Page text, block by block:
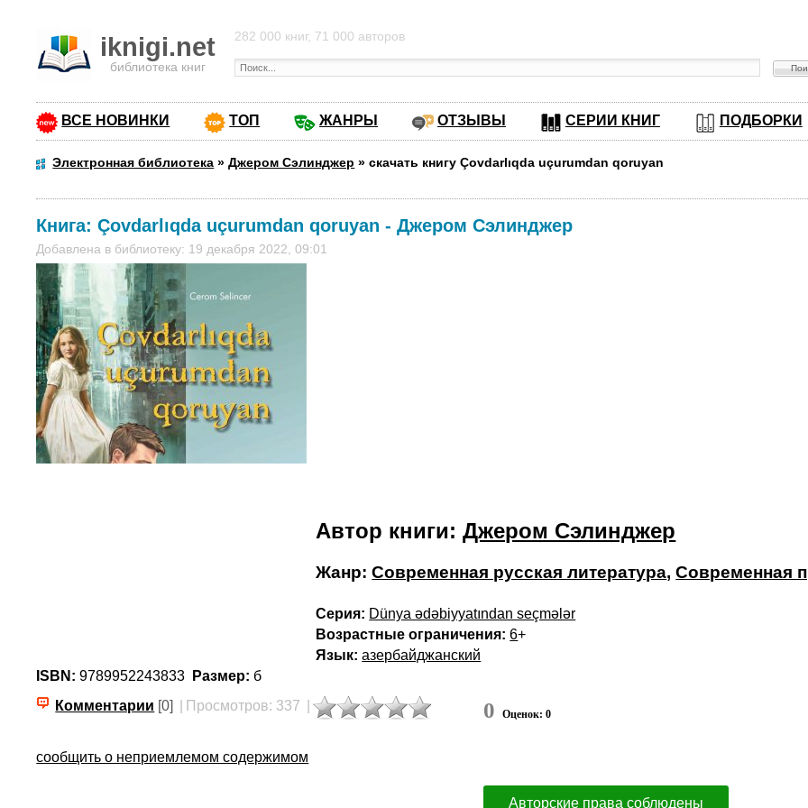
iknigi.net
библиотека книг
282 000 книг, 71 000 авторов
ВСЕ НОВИНКИ ТОП ЖАНРЫ ОТЗЫВЫ СЕРИИ КНИГ ПОДБОРКИ
Электронная библиотека »Джером Сэлинджер »скачать книгу Çovdarlıqda uçurumdan qoruyan
Книга:Çovdarlıqda uçurumdan qoruyan -Джером Сэлинджер
Добавлена в библиотеку: 19 декабря 2022, 09:01
Автор книги:Джером Сэлинджер
Жанр:Современная русская литература,Современная
Серия: Dünya ədəbiyyatından seçmələr
Возрастные ограничения: 6+
Язык: азербайджанский
ISBN: 9789952243833 Размер: б
Комментарии [0] Просмотров: 337 0 Оценок: 0
сообщить о неприемлемом содержимом
Авторские права соблюдены